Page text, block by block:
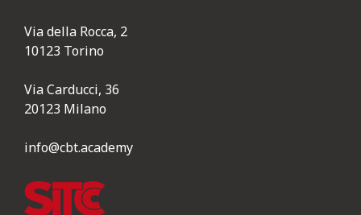
Via della Rocca, 2
10123 Torino
Via Carducci, 36
20123 Milano
info@cbt.academy